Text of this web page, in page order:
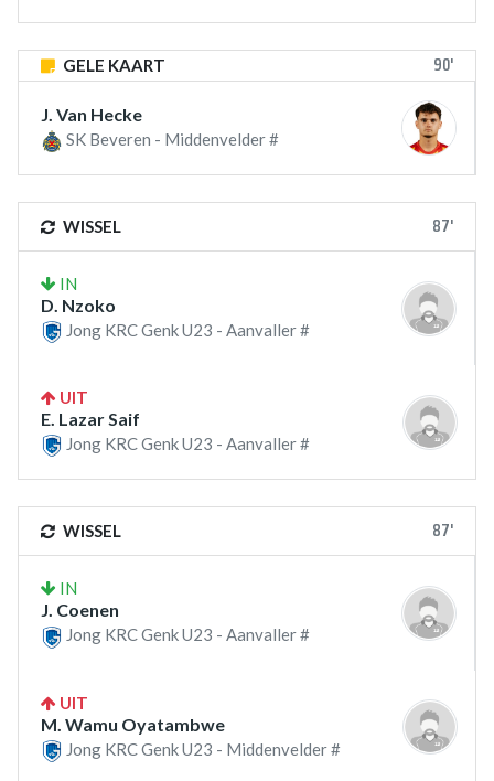
GELE KAART 90'
J. Van Hecke
SK Beveren - Middenvelder #
WISSEL 87'
IN
D. Nzoko
Jong KRC Genk U23 - Aanvaller #
UIT
E. Lazar Saif
Jong KRC Genk U23 - Aanvaller #
WISSEL 87'
IN
J. Coenen
Jong KRC Genk U23 - Aanvaller #
UIT
M. Wamu Oyatambwe
Jong KRC Genk U23 - Middenvelder #